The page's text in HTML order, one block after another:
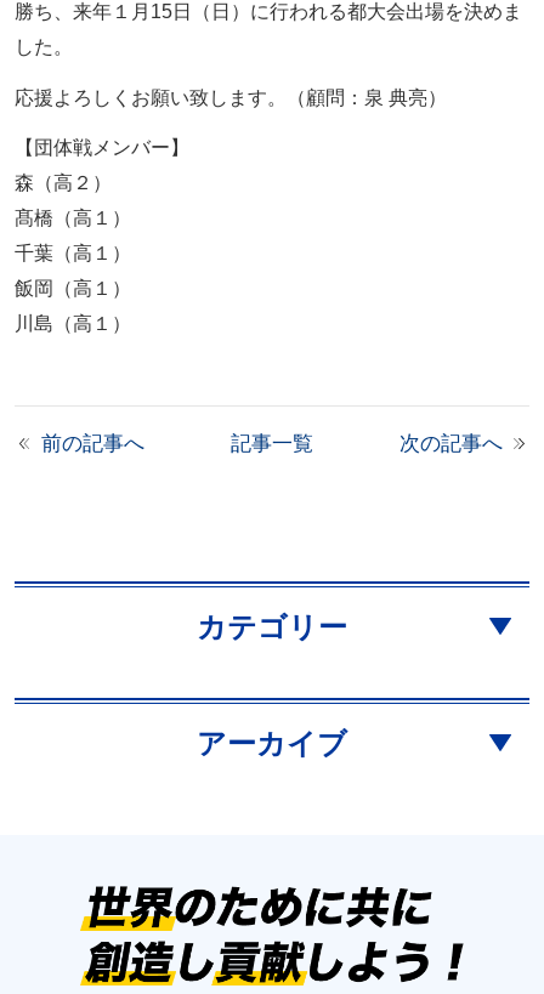
勝ち、来年１月15日（日）に行われる都大会出場を決めま
した。
応援よろしくお願い致します。（顧問：泉 典亮）
【団体戦メンバー】
森（高２）
髙橋（高１）
千葉（高１）
飯岡（高１）
川島（高１）
前の記事へ 記事一覧 次の記事へ
カテゴリー
アーカイブ